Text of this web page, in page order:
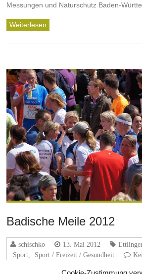
Cookie-Zustimmung
Messungen und Naturschutz Baden-
Weiterlesen
Badische Meile 2012
schischko 13. Mai 2012
Sport
Sport / Freizeit / Gesundheit